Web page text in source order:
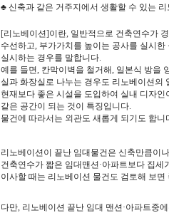
♣ 신축과 같은 거주지에서 생활할 수 있는 리
[리노베이션]이란, 일반적으로 건축연수가
수선하고, 부가가치를 높이는 공사를 실시한
실시하는 경우를 말합니다.
예를 들면, 칸막이벽을 철거해, 일본식 방을
실과 화장실로 나누는 경우도 리노베이션의
현재보다 좋은 시설을 도입하여 실내 디자인
같은 공간이 되는 것이 특징입니다.
물건에 따라서는 외관도 새롭게 되기도 합니
리노베이션이 끝난 임대물건은 신축만큼이나
건축연수가 짧은 임대맨션 ·아파트보다 집세
이사할 때는 리노베이션 물건도 검토해 보면
다만, 리노베이션 끝난 임대 맨션 ·아파트중